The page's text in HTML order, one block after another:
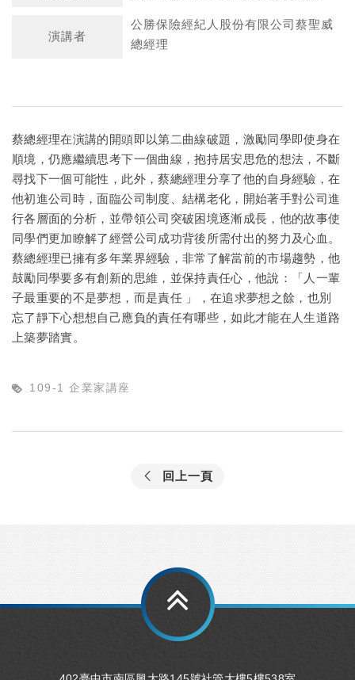
演講者
公勝保險經紀人股份有限公司蔡聖威
總經理
蔡總經理在演講的開頭即以第二曲線破題，激勵同學即使身在
順境，仍應繼續思考下一個曲線，抱持居安思危的想法，不斷
尋找下一個可能性，此外，蔡總經理分享了他的自身經驗，在
他初進公司時，面臨公司制度、結構老化，開始著手對公司進
行各層面的分析，並帶領公司突破困境逐漸成長，他的故事使
同學們更加瞭解了經營公司成功背後所需付出的努力及心血。
蔡總經理已擁有多年業界經驗，非常了解當前的市場趨勢，他
鼓勵同學要多有創新的思維，並保持責任心，他說：「人一輩
子最重要的不是夢想，而是責任 」，在追求夢想之餘，也別
忘了靜下心想想自己應負的責任有哪些，如此才能在人生道路
上築夢踏實。
109-1 企業家講座
回上一頁